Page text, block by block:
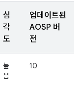
심
각
도
업데이트된
AOSP 버
전
높
음
10